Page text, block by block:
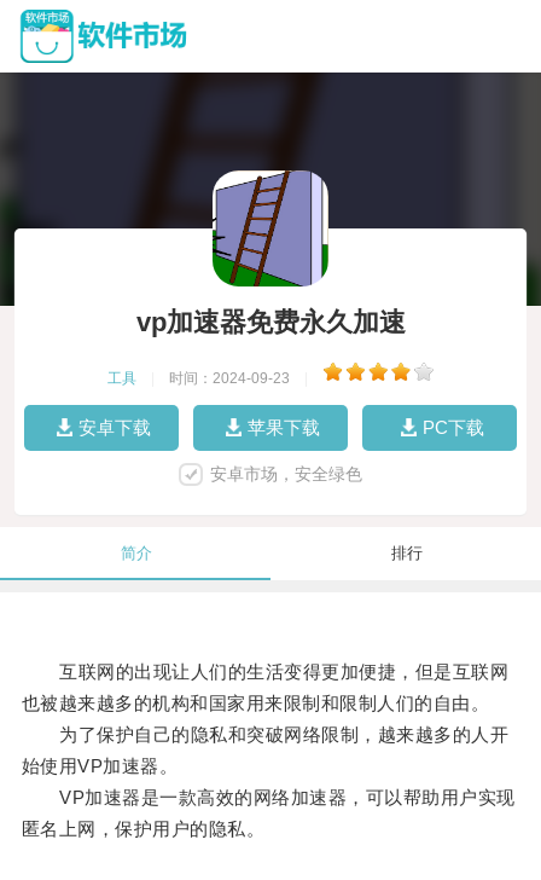
vp加速器免费永久加速
工具 时间：2024-09-23
安卓下载 苹果下载 PC下载
安卓市场，安全绿色
简介 排行
互联网的出现让人们的生活变得更加便捷，但是互联网
也被越来越多的机构和国家用来限制和限制人们的自由。
为了保护自己的隐私和突破网络限制，越来越多的人开
始使用VP加速器。
VP加速器是一款高效的网络加速器，可以帮助用户实现
匿名上网，保护用户的隐私。